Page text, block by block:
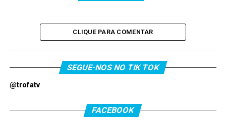
CLIQUE PARA COMENTAR
SEGUE-NOS NO TIK TOK
@trofatv
FACEBOOK